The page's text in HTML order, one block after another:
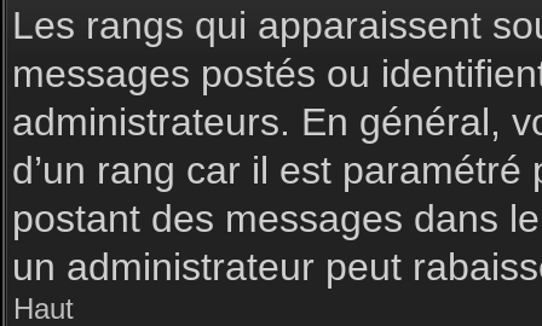
Les rangs qui apparaissent
messages postés ou
administrateurs. En général,
d’un rang car il est
postant des messages dans
un administrateur peut
Haut